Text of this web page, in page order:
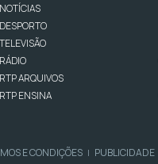
NOTÍCIAS
DESPORTO
TELEVISÃO
RÁDIO
RTP ARQUIVOS
RTP ENSINA
E CONDIÇÕES | PUBLICIDADE